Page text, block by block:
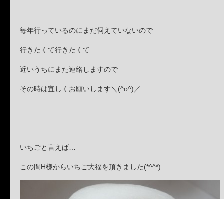
毎年行っているのにまだ伺えていないので
行きたくて行きたくて…
近いうちにまた連絡しますので
その時は宜しくお願いします＼(^o^)／
いちごと言えば…
この間H様からいちご大福を頂きました(*^^*)